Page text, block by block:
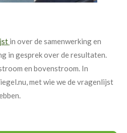
in over de samenwerking en
in gesprek over de resultaten.
en bovenstroom. In
met wie we de vragenlijst